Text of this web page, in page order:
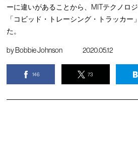
ーに違いがあることから、MITテクノロ
「コビッド・トレーシング・トラッカー
た。
byBobbie Johnson 2020.05.12
146 73